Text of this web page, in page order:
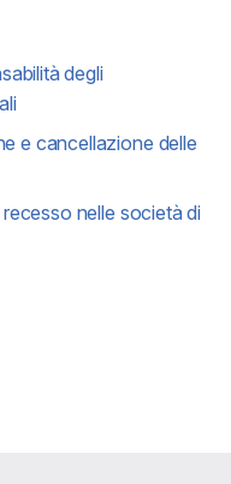
degli
e cancellazione delle
nelle società di